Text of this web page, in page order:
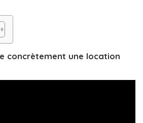
concrètement une location